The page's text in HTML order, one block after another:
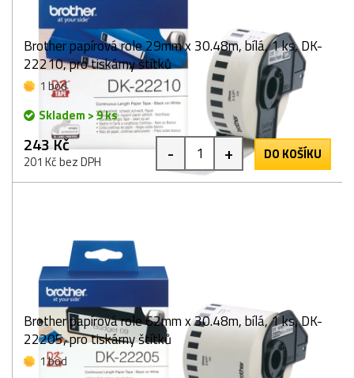
Brother papírová role 29mm x 30.48m, bílá, 1 ks, DK-
22210, pro tiskárny štítků
1 bod
Skladem > 9 ks
243 Kč
201 Kč bez DPH - + DO KOŠÍKU
Brother papírová role 62mm x 30.48m, bílá, 1 ks, DK-
22205, pro tiskárny štítků
1 bod